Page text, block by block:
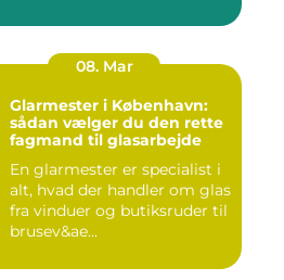
08. Mar
Glarmester i København:
sådan vælger du den rette
fagmand til glasarbejde
En glarmester er specialist i
alt, hvad der handler om glas
fra vinduer og butiksruder til
brusev&ae...